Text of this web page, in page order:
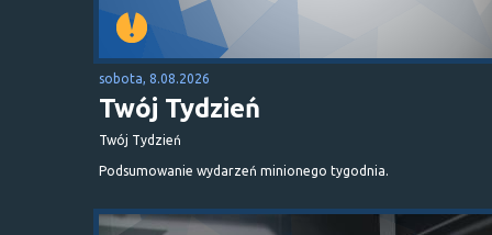
sobota, 8.08.2026
Twój Tydzień
Twój Tydzień
Podsumowanie wydarzeń minionego tygodnia.